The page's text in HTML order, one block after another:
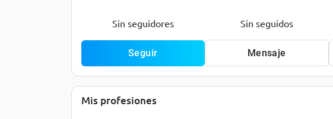
Sin seguidores Sin seguidos
Seguir Mensaje
Mis profesiones